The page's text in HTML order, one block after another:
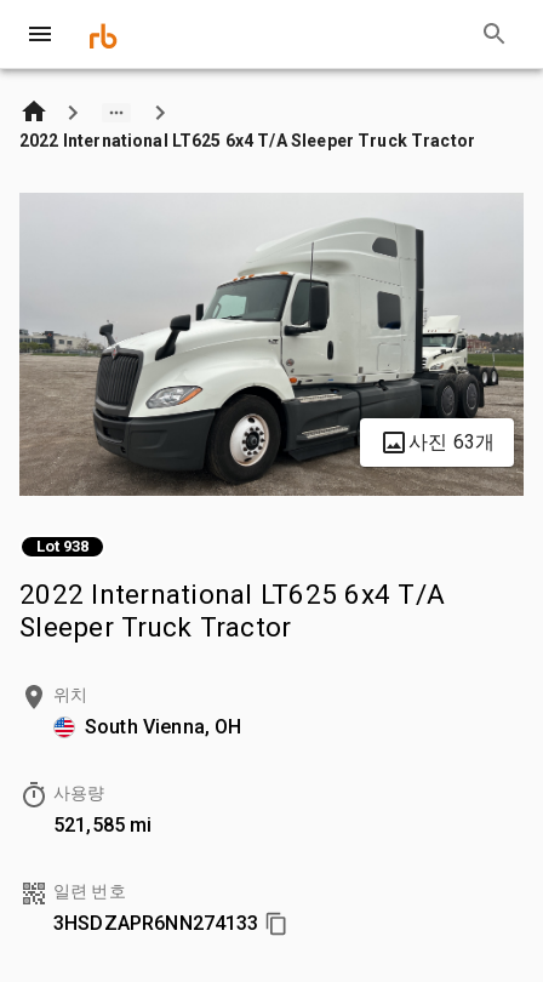
2022 International LT625 6x4 T/A Sleeper Truck Tractor
사진 63개
Lot 938
2022 International LT625 6x4 T/A
Sleeper Truck Tractor
위치
South Vienna, OH
사용량
521,585 mi
일련 번호
3HSDZAPR6NN274133